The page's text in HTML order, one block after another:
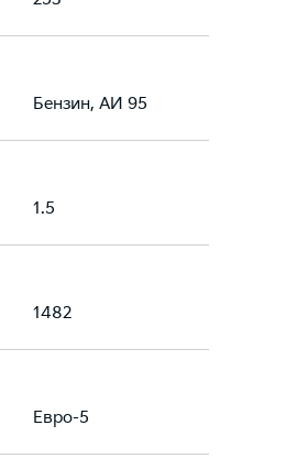
Бензин, АИ 95
1.5
1482
Евро-5